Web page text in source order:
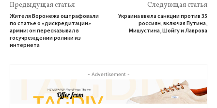
Предыдущая статья
Жителя Воронежа оштрафовали
по статье о «дискредитации»
армии: он пересказывал в
госучреждении ролики из
интернета
Следующая статья
Украина ввела санкции против 35
россиян, включая Путина,
Мишустина, Шойгу и Лаврова
- Advertisement -